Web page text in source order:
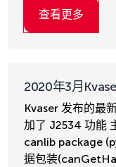
查看更多
2020年3月
Kvaser 发布的最
加了 J2534 功能
canlib package
据包装